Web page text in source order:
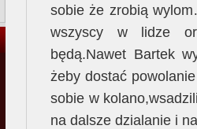
sobie że zrobią
wszyscy w lidze
będą.Nawet Bartek
żeby dostać
sobie w
na dalsze dzialanie i